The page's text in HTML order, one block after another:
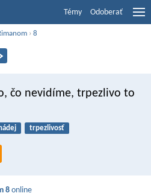
Témy Odoberať
›8
čo nevidíme, trpezlivo to
trpezlivosť
8 online